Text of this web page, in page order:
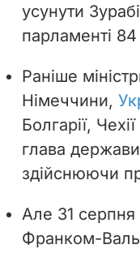
усунути
парламенті
Раніше
Німеччини,
Болгарії,
глава
здійснюючи
Але 31 серпня
Франком-